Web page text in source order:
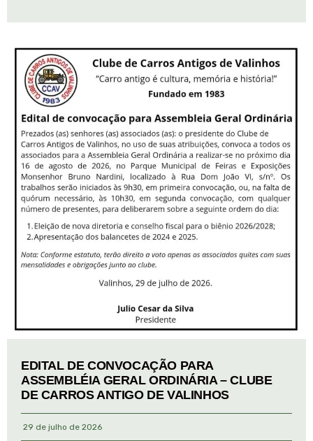
EDITAL DE CONVOCAÇÃO PARA
ASSEMBLÉIA GERAL ORDINÁRIA – CLUBE
DE CARROS ANTIGO DE VALINHOS
29 de julho de 2026